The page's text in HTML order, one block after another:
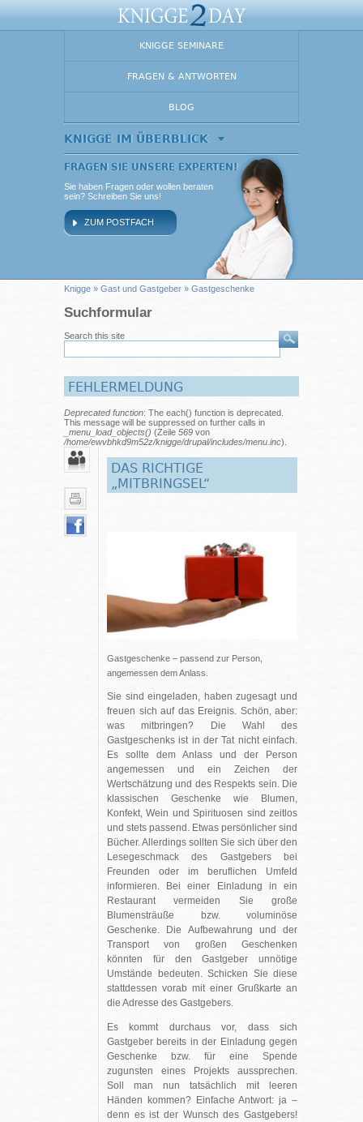
KNIGGE SEMINARE
FRAGEN & ANTWORTEN
BLOG
KNIGGE IM ÜBERBLICK
FRAGEN SIE UNSERE EXPERTEN!
Sie haben Fragen oder wollen beraten
sein? Schreiben Sie uns!
ZUM POSTFACH
Knigge » Gast und Gastgeber » Gastgeschenke
Suchformular
Search this site
FEHLERMELDUNG
Deprecated function: The each() function is deprecated.
This message will be suppressed on further calls in
_menu_load_objects() (Zeile 569 von
/home/ewvbhkd9m52z/knigge/drupal/includes/menu.inc).
DAS RICHTIGE
„MITBRINGSEL“
Gastgeschenke – passend zur Person,
angemessen dem Anlass.
Sie sind eingeladen, haben zugesagt und
freuen sich auf das Ereignis. Schön, aber:
was mitbringen? Die Wahl des
Gastgeschenks ist in der Tat nicht einfach.
Es sollte dem Anlass und der Person
angemessen und ein Zeichen der
Wertschätzung und des Respekts sein. Die
klassischen Geschenke wie Blumen,
Konfekt, Wein und Spirituosen sind zeitlos
und stets passend. Etwas persönlicher sind
Bücher. Allerdings sollten Sie sich über den
Lesegeschmack des Gastgebers bei
Freunden oder im beruflichen Umfeld
informieren. Bei einer Einladung in ein
Restaurant vermeiden Sie große
Blumensträuße bzw. voluminöse
Geschenke. Die Aufbewahrung und der
Transport von großen Geschenken
könnten für den Gastgeber unnötige
Umstände bedeuten. Schicken Sie diese
stattdessen vorab mit einer Grußkarte an
die Adresse des Gastgebers.
Es kommt durchaus vor, dass sich
Gastgeber bereits in der Einladung gegen
Geschenke bzw. für eine Spende
zugunsten eines Projekts aussprechen.
Soll man nun tatsächlich mit leeren
Händen kommen? Einfache Antwort: ja –
denn es ist der Wunsch des Gastgebers!